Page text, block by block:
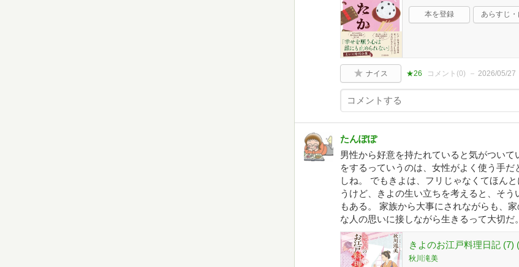
本を登録 あらすじ・
ナイス ★26 コメント(0) 2026/05/27
たんぽぽ
男性から好意を持たれていると気がつい
をするっていうのは、女性がよく使う手
しね。 でもきよは、フリじゃなくてほん
うけど、きよの生い立ちを考えると、そ
もある。 家族から大事にされながらも、
な人の思いに接しながら生きるって大切だ。
きよのお江戸料理日記 (7)
秋川滝美